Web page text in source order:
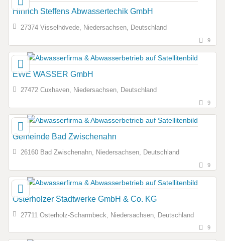
Hinrich Steffens Abwassertechik GmbH
27374 Visselhövede, Niedersachsen, Deutschland
9
EWE WASSER GmbH
27472 Cuxhaven, Niedersachsen, Deutschland
9
Gemeinde Bad Zwischenahn
26160 Bad Zwischenahn, Niedersachsen, Deutschland
9
Osterholzer Stadtwerke GmbH & Co. KG
27711 Osterholz-Scharmbeck, Niedersachsen, Deutschland
9